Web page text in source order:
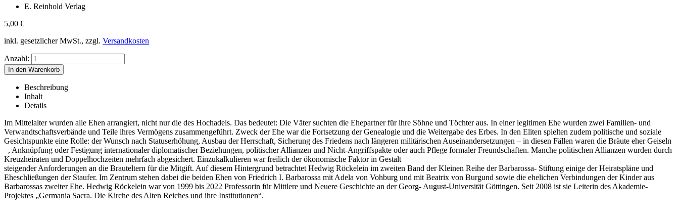
E. Reinhold Verlag
5,00 €
inkl. gesetzlicher MwSt., zzgl. Versandkosten
Anzahl:
Beschreibung
Inhalt
Details
Im Mittelalter wurden alle Ehen arrangiert, nicht nur die des Hochadels. Das bedeutet: Die Väter suchten die Ehepartner für ihre Söhne und Töchter aus. In einer legitimen Ehe wurden zwei Familien- und
Verwandtschaftsverbände und Teile ihres Vermögens zusammengeführt. Zweck der Ehe war die Fortsetzung der Genealogie und die Weitergabe des Erbes. In den Eliten spielten zudem politische und soziale
Gesichtspunkte eine Rolle: der Wunsch nach Statuserhöhung, Ausbau der Herrschaft, Sicherung des Friedens nach längeren militärischen Auseinandersetzungen – in diesen Fällen waren die Bräute eher Geiseln
–, Anknüpfung oder Festigung internationaler diplomatischer Beziehungen, politischer Allianzen und Nicht-Angriffspakte oder auch Pflege formaler Freundschaften. Manche politischen Allianzen wurden durch
Kreuzheiraten und Doppelhochzeiten mehrfach abgesichert. Einzukalkulieren war freilich der ökonomische Faktor in Gestalt
steigender Anforderungen an die Brauteltern für die Mitgift. Auf diesem Hintergrund betrachtet Hedwig Röckelein im zweiten Band der Kleinen Reihe der Barbarossa- Stiftung einige der Heiratspläne und
Eheschließungen der Staufer. Im Zentrum stehen dabei die beiden Ehen von Friedrich I. Barbarossa mit Adela von Vohburg und mit Beatrix von Burgund sowie die ehelichen Verbindungen der Kinder aus
Barbarossas zweiter Ehe. Hedwig Röckelein war von 1999 bis 2022 Professorin für Mittlere und Neuere Geschichte an der Georg- August-Universität Göttingen. Seit 2008 ist sie Leiterin des Akademie-
Projektes „Germania Sacra. Die Kirche des Alten Reiches und ihre Institutionen“.